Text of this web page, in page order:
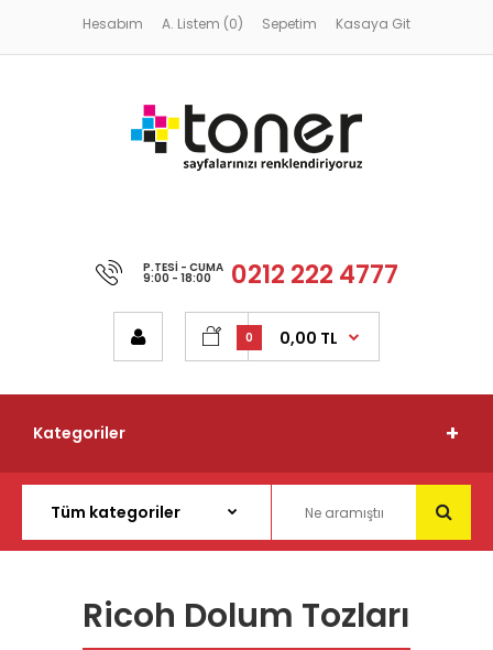
Hesabım A. Listem (0) Sepetim Kasaya Git
P.TESI - CUMA
9:00 - 18:00 0212 222 4777
0 0,00 TL
Kategoriler
Ricoh Dolum Tozları